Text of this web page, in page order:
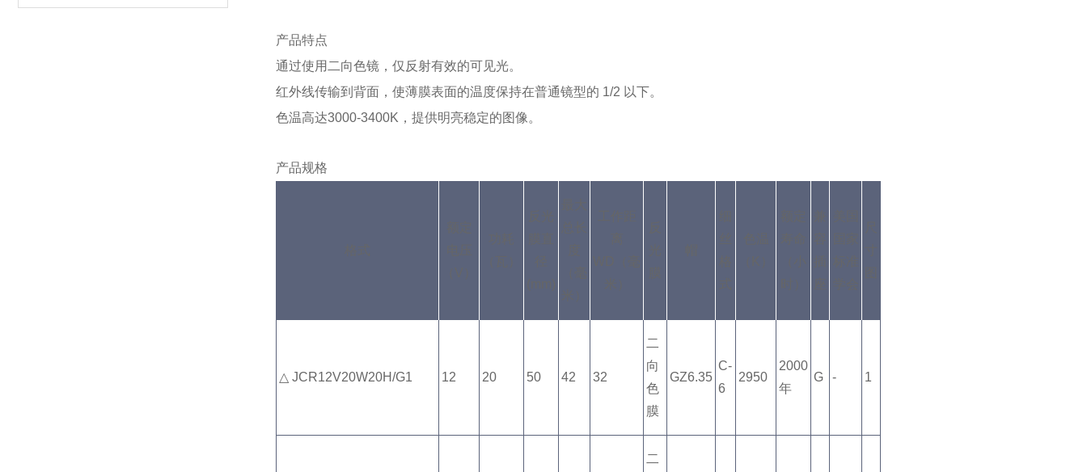
产品特点
通过使用二向色镜，仅反射有效的可见光。
红外线传输到背面，使薄膜表面的温度保持在普通镜型的 1/2 以下。
色温高达3000-3400K，提供明亮稳定的图像。
产品规格
△ JCR12V20W20H/G1 12 20 50 42 32
二
向
色
膜
GZ6.35
C-
6
2950
2000
年
G - 1
二